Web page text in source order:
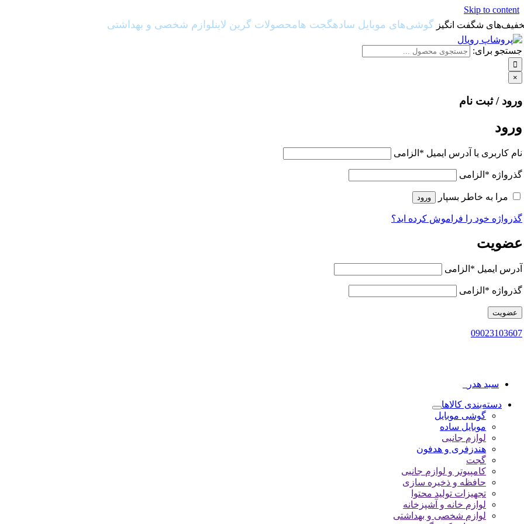
Skip to content
شگفت انگیز گوشی‌های موبایل سادهگجت هامحصولات گرین لاینلوازم شخصی و بهداشتی
جستجو برای:
×
ورود / ثبت نام
ورود
نام کاربری یا آدرس ایمیل * الزامی
گذرواژه * الزامی
مرا به خاطر بسپار ورود
گذرواژه خود را فراموش کرده اید؟
عضویت
آدرس ایمیل * الزامی
گذرواژه * الزامی
عضویت
09023103607
سبد هدر
دسته‌بندی کالاها
گوشی موبایل
موبایل ساده
لوازم جانبی
هندزفری و هدفون
گجت
کامپیوتر و لوازم جانبی
حافظه و ذخیره سازی
تجهیزات تولید محتوا
لوازم خانه و آشپزخانه
لوازم شخصی و بهداشتی